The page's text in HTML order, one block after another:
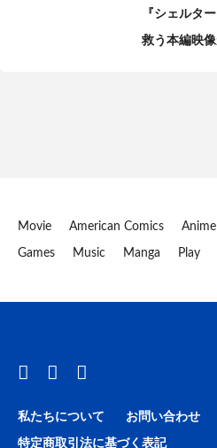
『シェルタ
救う本編映
Movie American Comics Anime
Games Music Manga Play
私たちについて お問い合わせ
特定商取引法に基づく表記